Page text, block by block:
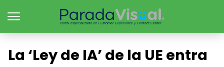
La ‘Ley de IA’ de la UE entra